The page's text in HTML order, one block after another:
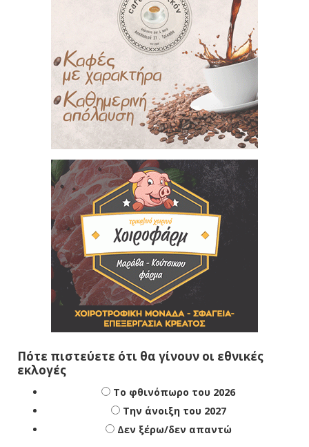
Πότε πιστεύετε ότι θα γίνουν οι εθνικές
εκλογές